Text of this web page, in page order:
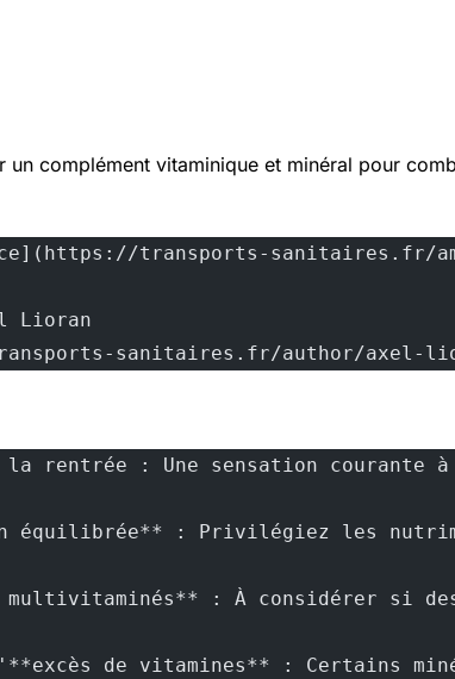
un complément vitaminique et minéral pour
sanitaires.fr/author/axel-
rentrée : Une sensation courante à
équilibrée** : Privilégiez les
: À considérer si
de vitamines** : Certains